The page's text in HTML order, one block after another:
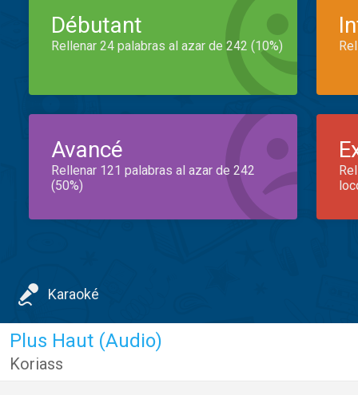
Débutant
Rellenar 24 palabras al azar de 242 (10%)
Avancé
Rellenar 121 palabras al azar de 242
(50%)
Karaoké
Plus Haut (Audio)
Koriass